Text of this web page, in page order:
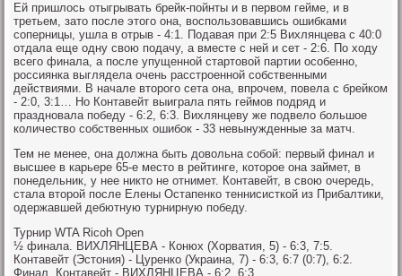
Ей пришлось отыгрывать брейк-пойнты и в первом гейме, и в
третьем, зато после этого она, воспользовавшись ошибками
соперницы, ушла в отрыв - 4:1. Подавая при 2:5 Вихлянцева с 40:0
отдала еще одну свою подачу, а вместе с ней и сет - 2:6. По ходу
всего финала, а после упущенной стартовой партии особенно,
россиянка выглядела очень расстроенной собственными
действиями. В начале второго сета она, впрочем, повела с брейком
- 2:0, 3:1… Но Контавейт выиграла пять геймов подряд и
праздновала победу - 6:2, 6:3. Вихлянцеву же подвело большое
количество собственных ошибок - 33 невынужденные за матч.
Тем не менее, она должна быть довольна собой: первый финал и
высшее в карьере 65-е место в рейтинге, которое она займет, в
понедельник, у нее никто не отнимет. Контавейт, в свою очередь,
стала второй после Елены Остапенко теннисисткой из Прибалтики,
одержавшей дебютную турнирную победу.
Турнир WTA Ricoh Open
½ финала. ВИХЛЯНЦЕВА - Конюх (Хорватия, 5) - 6:3, 7:5.
Контавейт (Эстония) - Цуренко (Украина, 7) - 6:3, 6:7 (0:7), 6:2.
Финал. Контавейт - ВИХЛЯНЦЕВА - 6:2, 6:3.